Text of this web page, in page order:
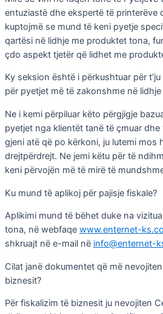
entuziastë dhe ekspertë të printerëve
kuptojmë se mund të keni pyetje
qartësi në lidhje me produktet tona,
çdo aspekt tjetër që lidhet me
Ky seksion është i përkushtuar për
për pyetjet më të zakonshme në
Ne i kemi përpiluar këto përgjigje
pyetjet nga klientët tanë të çmuar
gjeni atë që po kërkoni, ju lutemi mos
drejtpërdrejt. Ne jemi këtu për të
keni përvojën më të mirë të
Ku mund të aplikoj për pajisje fiskale?
Aplikimi mund të bëhet duke na
tona, në webfaqe www.enternet-
shkruajt në e-mail në info@enternet-
Cilat janë dokumentet që më
biznesit?
Për fiskalizim të biznesit ju nevojiten